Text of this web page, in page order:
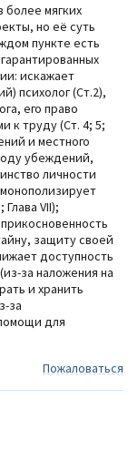
более мягких
но её суть
пункте есть
искажает
психолог (Ст.2),
его право
к труду (Ст. 4; 5;
и местного
убеждений,
личности
VII);
защиту своей
доступность
за наложения на
и хранить
за
для
Пожаловаться